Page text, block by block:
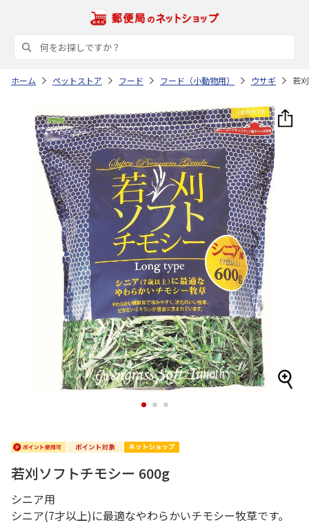
ホーム ペットストア フード フード（小動物用） ウサギ 若
1 2 3
若刈ソフトチモシー 600g
シニア用
シニア(7才以上)に最適なやわらかいチモシー牧草です。